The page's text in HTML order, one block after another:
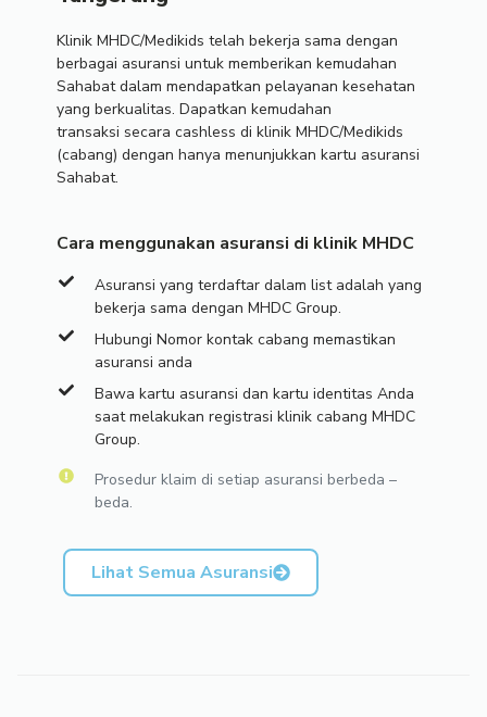
Klinik MHDC/Medikids telah bekerja sama dengan
berbagai asuransi untuk memberikan kemudahan
Sahabat dalam mendapatkan pelayanan kesehatan
yang berkualitas. Dapatkan kemudahan
transaksi secara cashless di klinik MHDC/Medikids
(cabang) dengan hanya menunjukkan kartu asuransi
Sahabat.
Cara menggunakan asuransi di klinik MHDC
Asuransi yang terdaftar dalam list adalah yang
bekerja sama dengan MHDC Group.
Hubungi Nomor kontak cabang memastikan
asuransi anda
Bawa kartu asuransi dan kartu identitas Anda
saat melakukan registrasi klinik cabang MHDC
Group.
Prosedur klaim di setiap asuransi berbeda –
beda.
Lihat Semua Asuransi